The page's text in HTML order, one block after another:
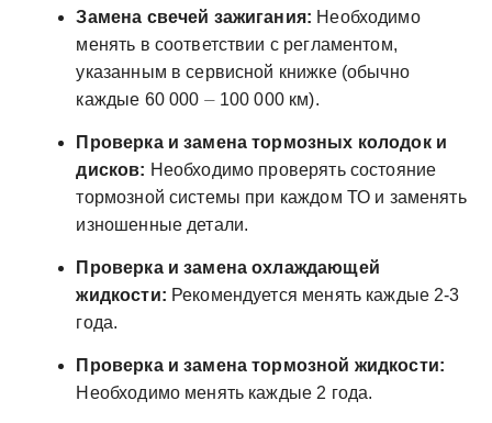
Замена свечей зажигания: Необходимо
менять в соответствии с регламентом,
указанным в сервисной книжке (обычно
каждые 60 000 ⏤ 100 000 км).
Проверка и замена тормозных колодок и
дисков: Необходимо проверять состояние
тормозной системы при каждом ТО и заменять
изношенные детали.
Проверка и замена охлаждающей
жидкости: Рекомендуется менять каждые 2-3
года.
Проверка и замена тормозной жидкости:
Необходимо менять каждые 2 года.